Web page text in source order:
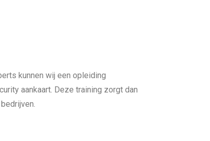
kunnen wij een opleiding
aankaart. Deze training zorgt dan